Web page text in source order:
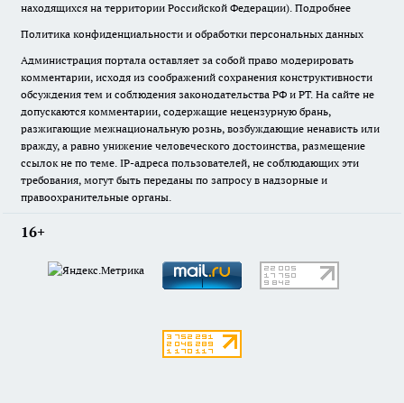
находящихся на территории Российской Федерации). Подробнее
Политика конфиденциальности и обработки персональных данных
Администрация портала оставляет за собой право модерировать
комментарии, исходя из соображений сохранения конструктивности
обсуждения тем и соблюдения законодательства РФ и РТ. На сайте не
допускаются комментарии, содержащие нецензурную брань,
разжигающие межнациональную рознь, возбуждающие ненависть или
вражду, а равно унижение человеческого достоинства, размещение
ссылок не по теме. IP-адреса пользователей, не соблюдающих эти
требования, могут быть переданы по запросу в надзорные и
правоохранительные органы.
16+